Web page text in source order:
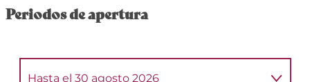
Periodos de apertura
Hasta el 30 agosto 2026